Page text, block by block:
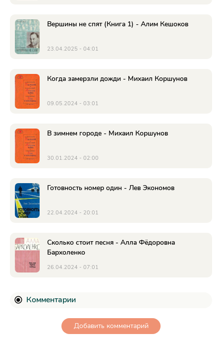
Вершины не спят (Книга 1) - Алим Кешоков
23.04.2025 - 04:01
Когда замерзли дожди - Михаил Коршунов
09.05.2024 - 03:01
В зимнем городе - Михаил Коршунов
30.01.2024 - 02:00
Готовность номер один - Лев Экономов
22.04.2024 - 20:01
Сколько стоит песня - Алла Фёдоровна
Бархоленко
26.04.2024 - 07:01
Комментарии
Добавить комментарий